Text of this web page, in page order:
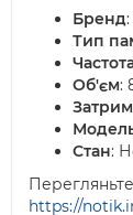
Бренд
Тип
Об'єм:
Стан:
https://